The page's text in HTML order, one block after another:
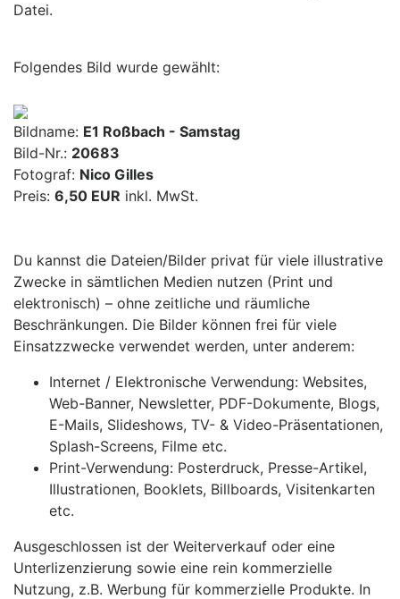
Datei.
Folgendes Bild wurde gewählt:
Bildname: E1 Roßbach - Samstag
Bild-Nr.: 20683
Fotograf: Nico Gilles
Preis: 6,50 EUR inkl. MwSt.
Du kannst die Dateien/Bilder privat für viele illustrative
Zwecke in sämtlichen Medien nutzen (Print und
elektronisch) – ohne zeitliche und räumliche
Beschränkungen. Die Bilder können frei für viele
Einsatzzwecke verwendet werden, unter anderem:
Internet / Elektronische Verwendung: Websites,
Web-Banner, Newsletter, PDF-Dokumente, Blogs,
E-Mails, Slideshows, TV- & Video-Präsentationen,
Splash-Screens, Filme etc.
Print-Verwendung: Posterdruck, Presse-Artikel,
Illustrationen, Booklets, Billboards, Visitenkarten
etc.
Ausgeschlossen ist der Weiterverkauf oder eine
Unterlizenzierung sowie eine rein kommerzielle
Nutzung, z.B. Werbung für kommerzielle Produkte. In